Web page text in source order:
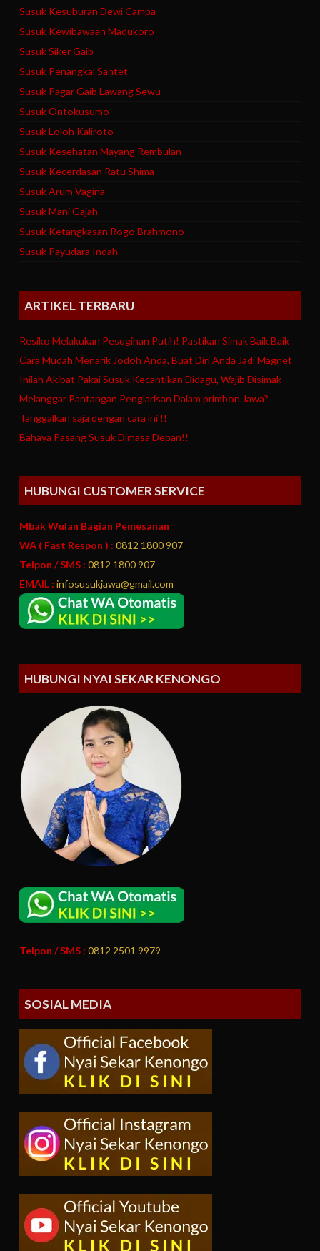
Susuk Kesuburan Dewi Campa
Susuk Kewibawaan Madukoro
Susuk Siker Gaib
Susuk Penangkal Santet
Susuk Pagar Gaib Lawang Sewu
Susuk Ontokusumo
Susuk Loloh Kaliroto
Susuk Kesehatan Mayang Rembulan
Susuk Kecerdasan Ratu Shima
Susuk Arum Vagina
Susuk Mani Gajah
Susuk Ketangkasan Rogo Brahmono
Susuk Payudara Indah
ARTIKEL TERBARU
Resiko Melakukan Pesugihan Putih! Pastikan Simak Baik Baik
Cara Mudah Menarik Jodoh Anda, Buat Diri Anda Jadi Magnet
Inilah Akibat Pakai Susuk Kecantikan Didagu, Wajib Disimak
Melanggar Pantangan Penglarisan Dalam primbon Jawa?
Tanggalkan saja dengan cara ini !!
Bahaya Pasang Susuk Dimasa Depan!!
HUBUNGI CUSTOMER SERVICE
Mbak Wulan Bagian Pemesanan
WA ( Fast Respon ) : 0812 1800 907
Telpon / SMS : 0812 1800 907
EMAIL : infosusukjawa@gmail.com
HUBUNGI NYAI SEKAR KENONGO
Telpon / SMS : 0812 2501 9979
SOSIAL MEDIA